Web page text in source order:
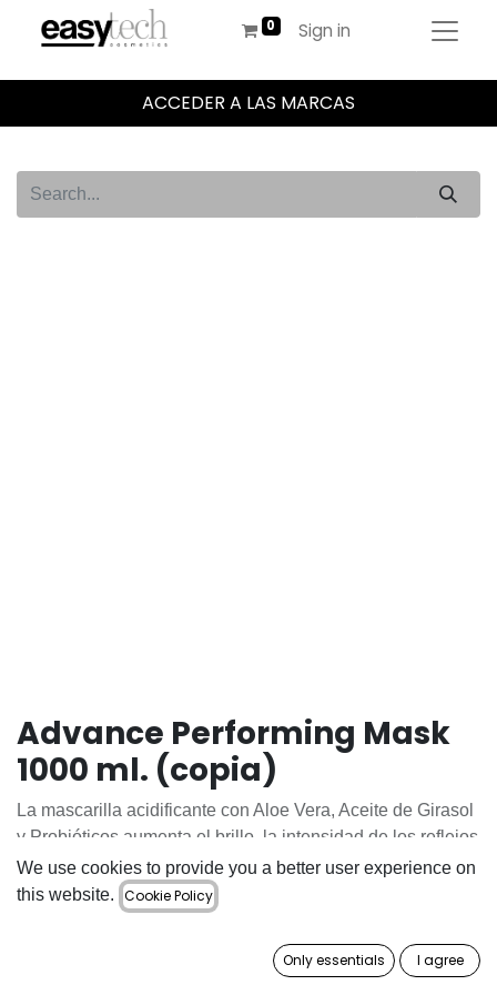
Sign in
ACCEDER A LAS MARCAS
Advance Performing Mask
1000 ml. (copia)
La mascarilla acidificante con Aloe Vera, Aceite de Girasol
y Probióticos aumenta el brillo, la intensidad de los reflejos
y del color del tinte, además de dejar el cabello suave y
sedoso.
We use cookies to provide you a better user experience on
this website. Cookie Policy
Only essentials I agree